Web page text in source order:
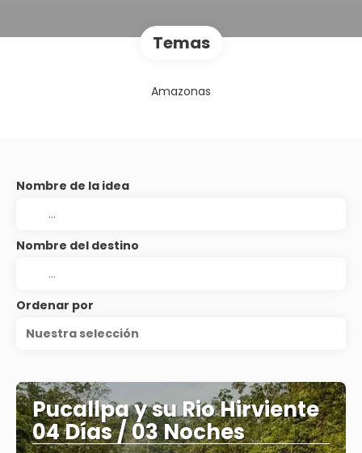
Temas
Amazonas
Nombre de la idea
Nombre del destino
Ordenar por
Nuestra selección
Pucallpa y su Rio Hirviente
04 Días / 03 Noches